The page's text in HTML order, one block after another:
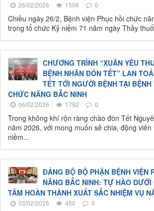
26/02/2026 1506 0
Chiều ngày 26/2, Bệnh viện Phục hồi chức
trọng tổ chức Kỷ niệm 71 năm ngày Thầy
CHƯƠNG TRÌNH “XUÂN YÊU
BỆNH NHÂN ĐÓN TẾT” LAN
TẾT TỚI NGƯỜI BỆNH TẠI BỆNH
CHỨC NĂNG BẮC NINH
06/02/2026 1792 0
Trong không khí rộn ràng chào đón Tết
năm 2026, với mong muốn sẻ chia, động viên
niềm...
ĐẢNG BỘ BỘ PHẬN BỆNH VIỆN
NĂNG BẮC NINH: TỰ HÀO
TÂM HOÀN THÀNH XUẤT SẮC NHIỆM VỤ
03/02/2026 450 0